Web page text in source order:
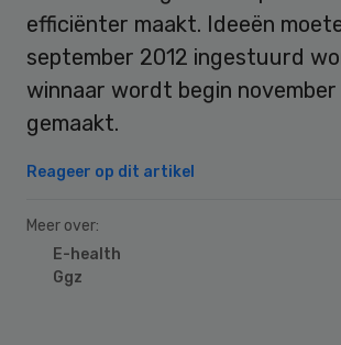
efficiënter maakt. Ideeën
september 2012 ingestuurd
winnaar wordt begin november
gemaakt.
Reageer op dit artikel
Meer over:
E-health
Ggz